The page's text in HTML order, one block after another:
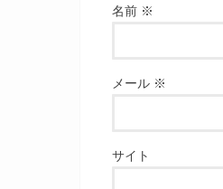
名前 ※
メール ※
サイト